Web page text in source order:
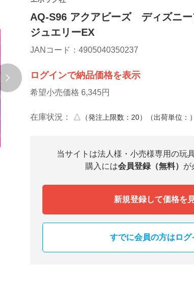
AQ-S96 アクアビーズ ディズニー
ジュエリーEX
JANコード：4905040350237
ログインで納品価格を表示
希望小売価格 6,345円
在庫状況： △ （発注上限数：20）（出荷単位：）
当サイトは法人様・小売様専用の玩
購入には会員登録（無料） が
新規登録して価格を
すでに会員の方はログ